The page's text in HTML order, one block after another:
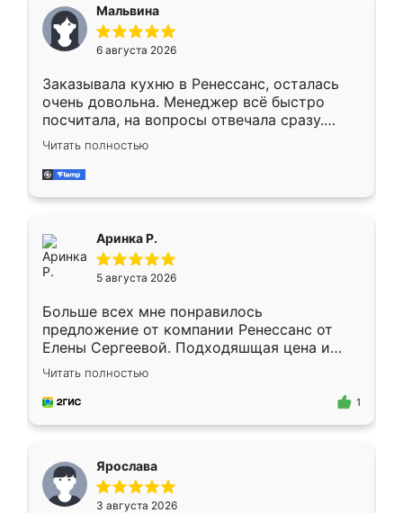
меньше, здесь же он более разнообразный.
Мне нравится ,если что-то потребуется из
мебели буду заказывать только здесь.
Мальвина
6 августа 2026
Заказывала кухню в Ренессанс, осталась
очень довольна. Менеджер всё быстро
посчитала, на вопросы отвечала сразу.
Замерщик приехал в субботу, подошёл к
делу со всей ответственностью. Собрали
за день, ребята работали аккуратно, даже
Читать полностью
Аринка Р.
5 августа 2026
Больше всех мне понравилось
предложение от компании Ренессанс от
Елены Сергеевой. Подходяшщая цена и
короткие сроки изготовления. Приехавший
для замера сотрудник Владислав
предложил по моему эскизу самый
Читать полностью
1
Ярослава
3 августа 2026